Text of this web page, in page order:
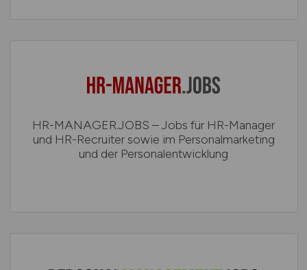
HR-MANAGER.JOBS – Jobs für HR-Manager
und HR-Recruiter sowie im Personalmarketing
und der Personalentwicklung